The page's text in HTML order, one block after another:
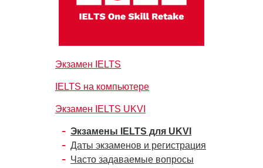
Экзамен IELTS
IELTS на компьютере
Экзамен IELTS UKVI
Экзамены IELTS для UKVI
Даты экзаменов и регистрация
Часто задаваемые вопросы